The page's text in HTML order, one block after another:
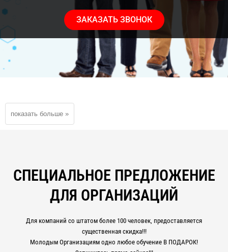
ЗАКАЗАТЬ ЗВОНОК
СПЕЦИАЛЬНОЕ ПРЕДЛОЖЕНИЕ
ДЛЯ ОРГАНИЗАЦИЙ
Для компаний со штатом более 100 человек, предоставляется
существенная скидка!!!
Молодым Организациям одно любое обучение В ПОДАРОК!